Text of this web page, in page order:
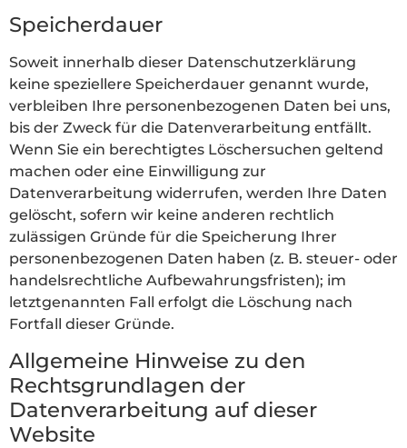
Speicherdauer
Soweit innerhalb dieser Datenschutzerklärung
keine speziellere Speicherdauer genannt wurde,
verbleiben Ihre personenbezogenen Daten bei uns,
bis der Zweck für die Datenverarbeitung entfällt.
Wenn Sie ein berechtigtes Löschersuchen geltend
machen oder eine Einwilligung zur
Datenverarbeitung widerrufen, werden Ihre Daten
gelöscht, sofern wir keine anderen rechtlich
zulässigen Gründe für die Speicherung Ihrer
personenbezogenen Daten haben (z. B. steuer- oder
handelsrechtliche Aufbewahrungsfristen); im
letztgenannten Fall erfolgt die Löschung nach
Fortfall dieser Gründe.
Allgemeine Hinweise zu den
Rechtsgrundlagen der
Datenverarbeitung auf dieser
Website